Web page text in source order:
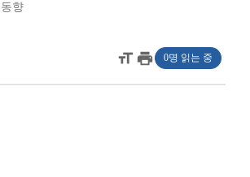
향
format_sizeprint 0명 읽는 중